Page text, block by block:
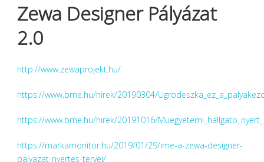
Zewa Designer Pályázat
2.0
http://www.zewaprojekt.hu/
https://www.bme.hu/hirek/20190304/
https://www.bme.hu/hirek/20191016/
https://markamonitor.hu/2019/01/29/ime-a-zewa-designer-
palyazat-nyertes-tervei/